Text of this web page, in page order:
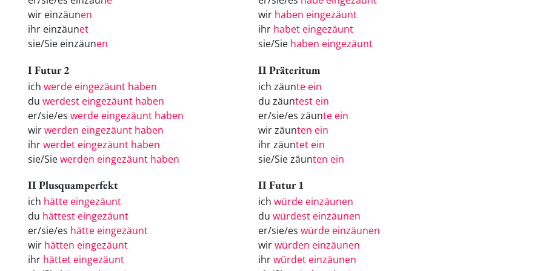
wir einzäunen
ihr einzäunet
sie/Sie einzäunen
wir haben eingezäunt
ihr habet eingezäunt
sie/Sie haben eingezäunt
I Futur 2
ich werde eingezäunt haben
du werdest eingezäunt haben
er/sie/es werde eingezäunt haben
wirwerden eingezäunt haben
ihrwerdet eingezäunt haben
sie/Siewerden eingezäunt haben
II Präteritum
ich zäunte ein
du zäuntest ein
er/sie/es zäunte ein
wir zäunten ein
ihr zäuntet ein
sie/Sie zäunten ein
II Plusquamperfekt
ich hätte eingezäunt
du hättest eingezäunt
er/sie/es hätte eingezäunt
wir hätten eingezäunt
ihr hättet eingezäunt
II Futur 1
ich würde einzäunen
du würdest einzäunen
er/sie/es würde einzäunen
wirwürden einzäunen
ihrwürdet einzäunen